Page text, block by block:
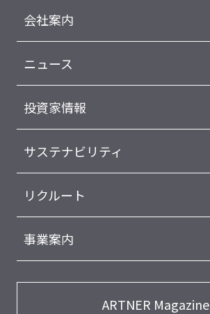
会社案内
ニュース
投資家情報
サステナビリティ
リクルート
事業案内
ARTNER Magazine